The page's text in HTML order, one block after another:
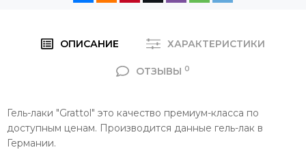
ОПИСАНИЕ ХАРАКТЕРИСТИКИ
ОТЗЫВЫ 0
Гель-лаки "Grattol" это качество премиум-класса по
доступным ценам. Производится данные гель-лак в
Германии.